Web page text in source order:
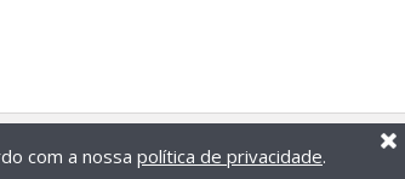
com a nossa política de privacidade.